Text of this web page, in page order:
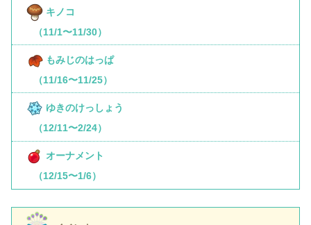
キノコ
（11/1〜11/30）
もみじのはっぱ
（11/16〜11/25）
ゆきのけっしょう
（12/11〜2/24）
オーナメント
（12/15〜1/6）